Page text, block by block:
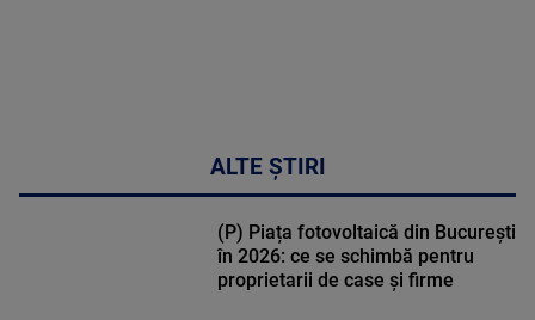
ALTE ȘTIRI
(P) Piața fotovoltaică din București
în 2026: ce se schimbă pentru
proprietarii de case și firme